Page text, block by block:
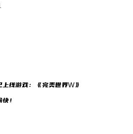
游戏：《完美世界W》
！